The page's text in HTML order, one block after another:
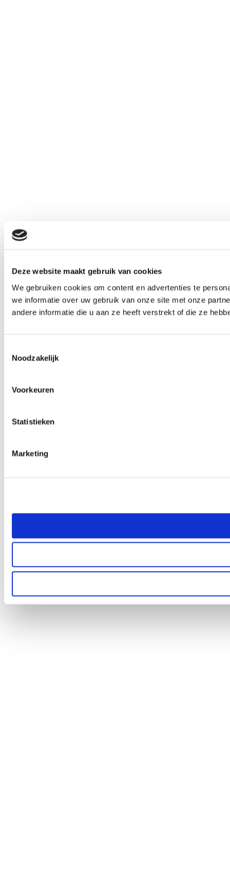
Deze website maakt gebruik van cookies
We gebruiken cookies om content en advertenties te
we informatie over uw gebruik van onze site met onze
andere informatie die u aan ze heeft verstrekt of die ze
Noodzakelijk
Voorkeuren
Statistieken
Marketing